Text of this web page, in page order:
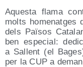
Aques­ta fla­ma
molts home­nat­ges
dels Paï­sos
ben espe­cial:
a Sallent (el
per la CUP a